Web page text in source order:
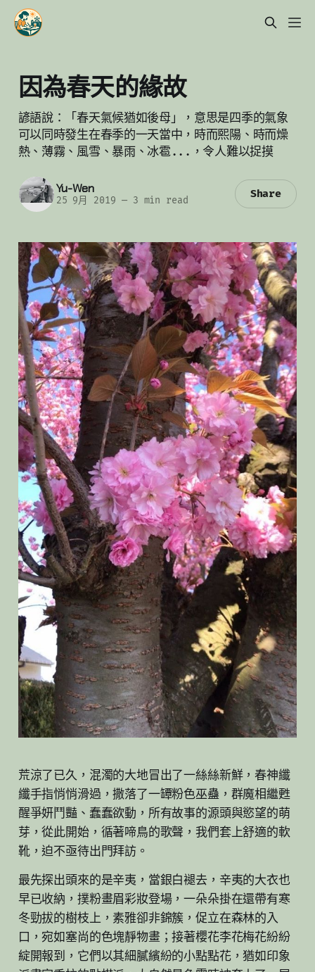
因為春天的緣故
諺語說：「春天氣候猶如後母」，意思是四季的氣象
可以同時發生在春季的一天當中，時而熙陽、時而燥
熱、薄霧、風雪、暴雨、冰雹...，令人難以捉摸
Yu-Wen
25 9月 2019 —3 min read
Share
荒涼了已久，混濁的大地冒出了一絲絲新鮮，春神纖
纖手指悄悄滑過，撒落了一罈粉色巫蠱，群魔相繼甦
醒爭妍鬥豔、蠢蠢欲動，所有故事的源頭與慾望的萌
芽，從此開始，循著啼鳥的歌聲，我們套上舒適的軟
靴，迫不亟待出門拜訪。
最先探出頭來的是辛夷，當銀白褪去，辛夷的大衣也
早已收納，撲粉畫眉彩妝登場，一朵朵掛在還帶有寒
冬勁拔的樹枝上，素雅卻非錦簇，促立在森林的入
口，宛如塞尚的色塊靜物畫；接著櫻花李花梅花紛紛
綻開報到，它們以其細膩繽紛的小點點花，猶如印象